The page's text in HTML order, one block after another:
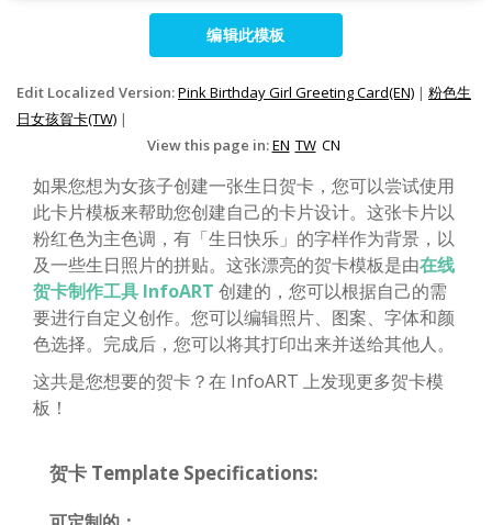
编辑此模板
Edit Localized Version:Pink Birthday Girl Greeting Card(EN) | 粉色生
日女孩賀卡(TW) |
View this page in:EN TW CN
如果您想为女孩子创建一张生日贺卡，您可以尝试使用
此卡片模板来帮助您创建自己的卡片设计。这张卡片以
粉红色为主色调，有「生日快乐」的字样作为背景，以
及一些生日照片的拼贴。这张漂亮的贺卡模板是由在线
贺卡制作工具 InfoART 创建的，您可以根据自己的需
要进行自定义创作。您可以编辑照片、图案、字体和颜
色选择。完成后，您可以将其打印出来并送给其他人。
这共是您想要的贺卡？在 InfoART 上发现更多贺卡模
板！
贺卡 Template Specifications: